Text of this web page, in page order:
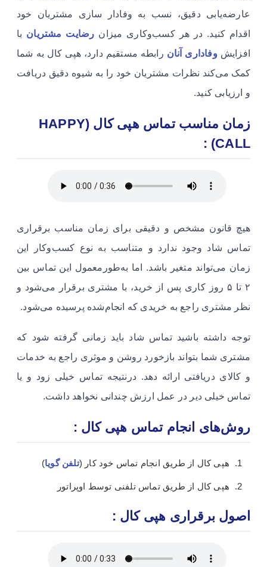
عارضه‌یابی دقیق، نسب به وفادار سازی مشتریان خود
اقدام کنید. در هر کسب‌وکاری میزانرضایت مشتریانبا
افزایش وفاداری آنانرابطه مستقیم دارد، هپی کال به شما
کمک می‌کند نظرات مشتریان خود را به شیوه دقیق دریافت
و ارزیابی کنید.
زمان مناسب تماس هپی کال (HAPPY
CALL) :
هیچ قانون مشخص و دقیقی برای زمان مناسب برقراری
تماس شاد وجود ندارد و متناسب به نوع کسب‌وکار این
زمان می‌تواند متغیر باشد. اما به‌طورمعمول این تماس بین
۲ تا ۵ روز کاری پس از خرید، با مشتری برقرار می‌شود و
نظر مشتری راجع به خریدی که انجام‌شده پرسیده می‌شود.
توجه داشته باشید تماس شاد باید زمانی گرفته شود که
مشتری شما بتواند بازخورد روشن و موثری راجع به خدمات
و کالای دریافتی ارائه دهد. درنتیجه تماس خیلی زود و یا
تماس خیلی دیر در عمل ارزش چندانی نخواهد داشت.
روش‌های انجام تماس هپی کال :
هپی کال از طریق انجام تماس خود کار ( تلفن گویا)
هپی کال از طریق تماس تلفنی توسط اوپراتور
اصول برقراری هپی کال :